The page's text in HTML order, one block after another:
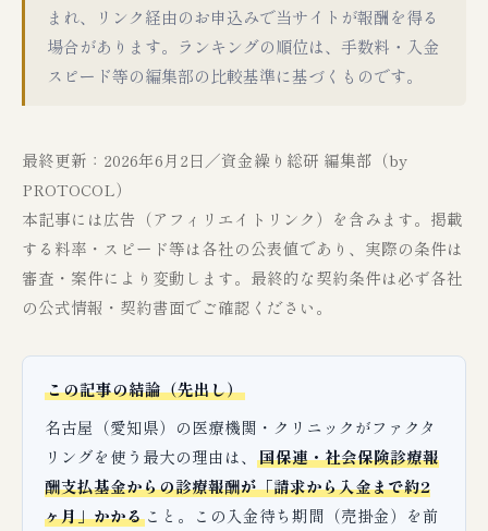
まれ、リンク経由のお申込みで当サイトが報酬を得る
場合があります。ランキングの順位は、手数料・入金
スピード等の編集部の比較基準に基づくものです。
最終更新：2026年6月2日／資金繰り総研 編集部（by
PROTOCOL）
本記事には広告（アフィリエイトリンク）を含みます。掲載
する料率・スピード等は各社の公表値であり、実際の条件は
審査・案件により変動します。最終的な契約条件は必ず各社
の公式情報・契約書面でご確認ください。
この記事の結論（先出し）
名古屋（愛知県）の医療機関・クリニックがファクタ
リングを使う最大の理由は、 国保連・社会保険診療報
酬支払基金からの診療報酬が「請求から入金まで約2
ヶ月」かかる こと。この入金待ち期間（売掛金）を前